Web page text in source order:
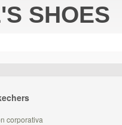
SHOES
corporativa